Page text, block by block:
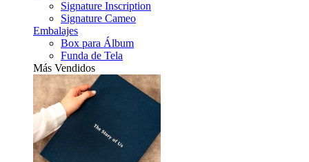
Signature Inscription
Signature Cameo
Embalajes
Box para Álbum
Funda de Tela
Más Vendidos